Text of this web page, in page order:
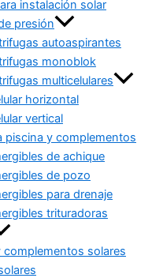
instalación solar
presión
autoaspirantes
monoblok
multicelulares
horizontal
vertical
piscina y complementos
de achique
de pozo
para drenaje
trituradoras
solares